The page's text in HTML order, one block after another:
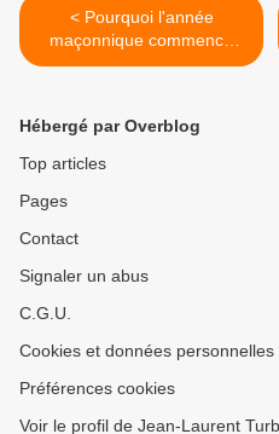
< Pourquoi l'année
maçonnique commence
t'elle le 1er mars ?
Hébergé par Overblog
Top articles
Pages
Contact
Signaler un abus
C.G.U.
Cookies et données personnelles
Préférences cookies
Voir le profil de Jean-Laurent